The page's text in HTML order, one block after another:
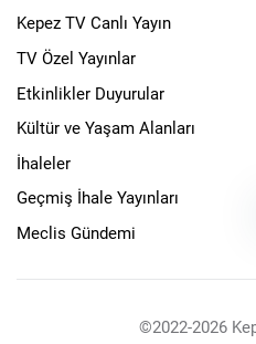
Kepez TV Canlı Yayın
TV Özel Yayınlar
Etkinlikler Duyurular
Kültür ve Yaşam Alanları
İhaleler
Geçmiş İhale Yayınları
Meclis Gündemi
©2022-2026